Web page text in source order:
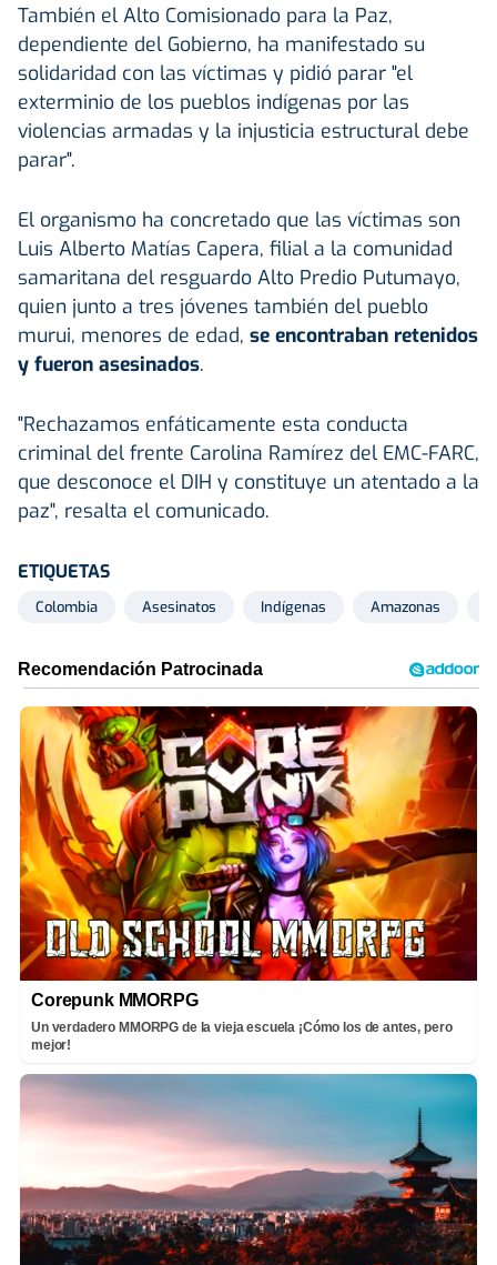
También el Alto Comisionado para la Paz,
dependiente del Gobierno, ha manifestado su
solidaridad con las víctimas y pidió parar "el
exterminio de los pueblos indígenas por las
violencias armadas y la injusticia estructural debe
parar".
El organismo ha concretado que las víctimas son
Luis Alberto Matías Capera, filial a la comunidad
samaritana del resguardo Alto Predio Putumayo,
quien junto a tres jóvenes también del pueblo
murui, menores de edad, se encontraban retenidos
y fueron asesinados.
"Rechazamos enfáticamente esta conducta
criminal del frente Carolina Ramírez del EMC-FARC,
que desconoce el DIH y constituye un atentado a la
paz", resalta el comunicado.
ETIQUETAS
Colombia Asesinatos Indígenas Amazonas
Corepunk MMORPG
Un verdadero MMORPG de la vieja escuela ¡Cómo los de antes, pero
mejor!